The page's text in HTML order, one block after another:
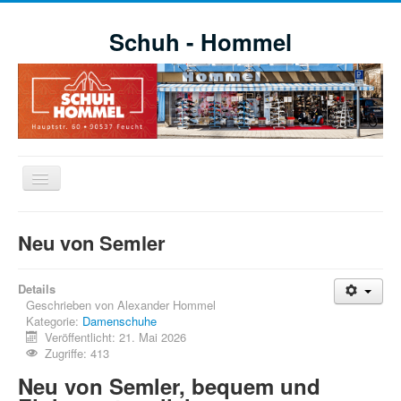
Schuh - Hommel
Navigation
an/aus
Schuhe
Aktuelle Aktionen
Markensortiment
Öffnungszeiten
Impressionen
Neu von Semler
Details
Geschrieben von Alexander Hommel
Kategorie: Damenschuhe
Veröffentlicht: 21. Mai 2026
Zugriffe: 413
Neu von Semler, bequem und